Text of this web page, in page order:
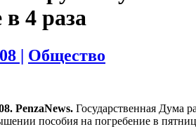
в 4 раза
| Общество
PenzaNews. Государственная Дума
пособия на погребение в